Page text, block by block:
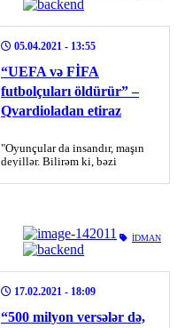
05.04.2021 - 13:55
“UEFA və FİFA
futbolçuları öldürür” –
Qvardioladan etiraz
"Oyunçular da insandır, maşın
deyillər. Bilirəm ki, bəzi
etmədikdə əsəbləşirlər
İDMAN
17.02.2021 - 18:09
“500 milyon versələr də,